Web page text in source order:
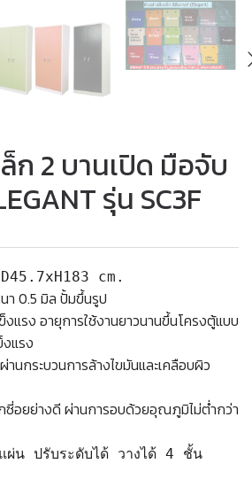
ก 2 บานเปิด มือจับ
รุ่น SC3F
cm.
า 0.5 มิล ปั้มขึ้นรูป
งแรง อายุการใช้งานยาวนานขึ้นโครงตู้แบบ
แรง
นกระบวนการล้างไขมันและเคลือบผิว
อยย่างดี ผ่านการอบด้วยอุณภูมิไม่ต่ำกว่า
ผ่น ปรับระดับได้ วางได้ 4 ชั้น